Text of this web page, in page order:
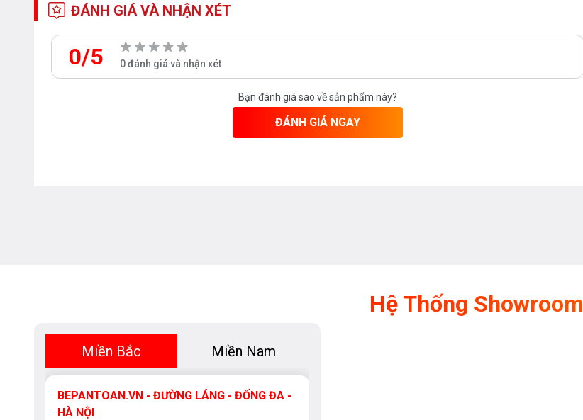
bẩn CeFiONtect giúp lòng chậu lavabo siêu nhẵn, hạn chế tối đa các vết bẩn, vi khuẩn, tiện
dụng cho việc vệ sinh hàng ngày
- Với công nghệ này, bề mặt sứ được phủ lớp men siêu nhẵn, lớp men ngăn không cho chất
bẩn, vi khuẩn hay nấm mốc bám vào bề mặt. Hơn nữa với công nghệ CeFiONtect sẽ giúp bề
mặt luôn được sáng bóng, không bị ố vàng trong thời gian dài, tăng tuổi thọ cho chậu rửa.
Gia công bằng máy tự động với độ chính xác cao
Mạ tự động trên dây truyền
ĐÁNH GIÁ VÀ NHẬN XÉT
0/5 0 đánh giá và nhận xét
Bạn đánh giá sao về sản phẩm này?
ĐÁNH GIÁ NGAY
Hệ Thống Showroom
Miền Bắc Miền Nam
BEPANTOAN.VN - ĐƯỜNG LÁNG - ĐỐNG ĐA -
HÀ NỘI